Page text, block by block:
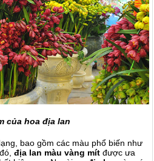
của hoa địa lan
bao gồm các màu phổ biến như
địa lan màu vàng mít được ưa